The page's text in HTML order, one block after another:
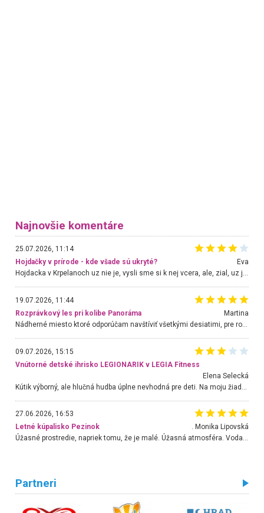
Najnovšie komentáre
25.07.2026, 11:14
Hojdačky v prírode - kde všade sú ukryté?
Eva
Hojdacka v Krpelanoch uz nie je, vysli sme si k nej vcera, ale, zial, uz je znicena. Ak sem planujete cestu len kvoli hojdacke, mozete si ju usetrit. Krasny vyhlad je tu vsak aj bez hojdacky :-)
19.07.2026, 11:44
Rozprávkový les pri kolibe Panoráma
Martina
Nádherné miesto ktoré odporúčam navštíviť všetkými desiatimi, pre rodiny s deťmi, dôchodcom... Proste a jednoducho ozaj rozprávkový les.. určite ešte prídeme. Odniesli sme si na pamiatku krásne tričká,
09.07.2026, 15:15
Vnútorné detské ihrisko LEGIONARIK v LEGIA Fitness
Elena Selecká
27.06.2026, 16:53
Letné kúpalisko Pezinok
. Monika Lipovská
Úžasné prostredie, napriek tomu, že je malé. Úžasná atmosféra. Voda fantastická a nádherná. Ľudí je pomerne veľa, ale su mili a ohľaduplní. Je veľmi zaujímavé sledovať, ako dokážu spolu športovať cudzí ľudia a bez ohľadu na vek. Vládne tu pohoda. Vnuka neviem dostať z vody. Ďakujem za krásny deň . Urcite sa sem vrátim. Jediný problém je s parkovaním, ale aj ten sa mi podarilo vyriešiť. Monika Bratislava
Partneri